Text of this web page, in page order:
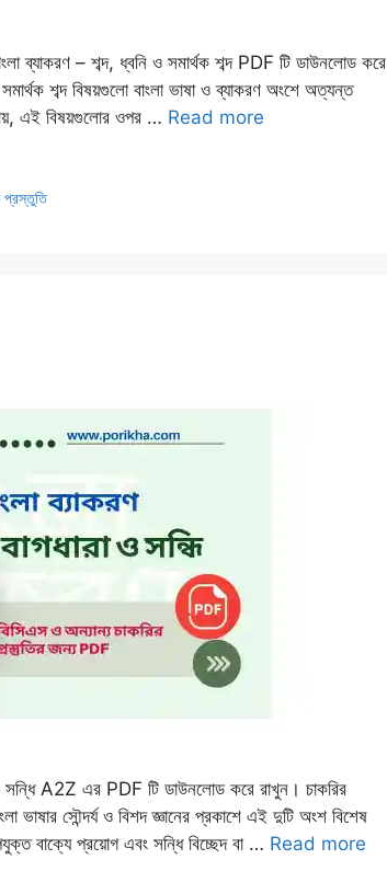
ব্যাকরণ – শব্দ, ধ্বনি ও সমার্থক শব্দ PDF টি ডাউনলোড করে
শব্দ বিষয়গুলো বাংলা ভাষা ও ব্যাকরণ অংশে অত্যন্ত
এই বিষয়গুলোর ওপর … Read more
প্রস্তুতি
সন্ধি A2Z এর PDF টি ডাউনলোড করে রাখুন। চাকরির
ভাষার সৌন্দর্য ও বিশদ জ্ঞানের প্রকাশে এই দুটি অংশ বিশেষ
বাক্যে প্রয়োগ এবং সন্ধি বিচ্ছেদ বা … Read more